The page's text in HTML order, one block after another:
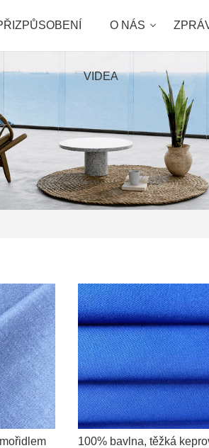
O NÁS
VIDEA
100% bavlna, těžká